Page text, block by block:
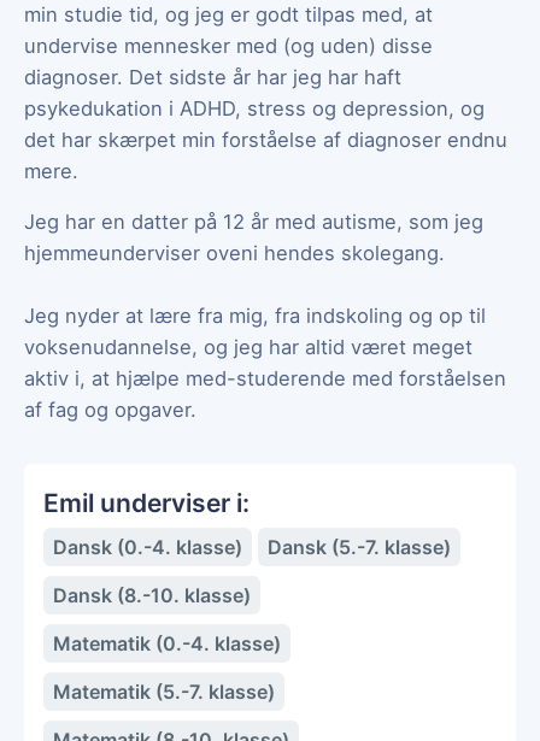
min studie tid, og jeg er godt tilpas med, at
undervise mennesker med (og uden) disse
diagnoser. Det sidste år har jeg har haft
psykedukation i ADHD, stress og depression, og
det har skærpet min forståelse af diagnoser endnu
mere.
Jeg har en datter på 12 år med autisme, som jeg
hjemmeunderviser oveni hendes skolegang.
Jeg nyder at lære fra mig, fra indskoling og op til
voksenudannelse, og jeg har altid været meget
aktiv i, at hjælpe med-studerende med forståelsen
af fag og opgaver.
Emil underviser i:
Dansk (0.-4. klasse)
Dansk (5.-7. klasse)
Dansk (8.-10. klasse)
Matematik (0.-4. klasse)
Matematik (5.-7. klasse)